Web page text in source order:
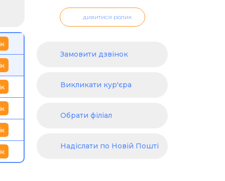
дивитися ролик
Замовити дзвінок
Викликати кур'єра
Обрати філіал
Надіслати по Новій Пошті